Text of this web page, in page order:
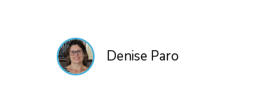
Denise Paro